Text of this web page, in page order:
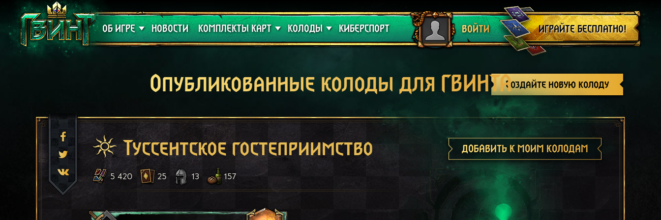
ОБ ИГРЕ
Поддержка
НОВОСТИ КОМПЛЕКТЫ КАРТ
Алое проклятие
КОЛОДЫ
Гайды
КИБЕРСПОРТ ВОЙТИ
Выйти
ИГРАЙТЕ БЕСПЛАТНО!
Создайте новую колоду
Опубликованные колоды для ГВИНТА
Туссентское гостеприимство ДОБАВИТЬ К МОИМ КОЛОДАМ
5 420 25 13 157